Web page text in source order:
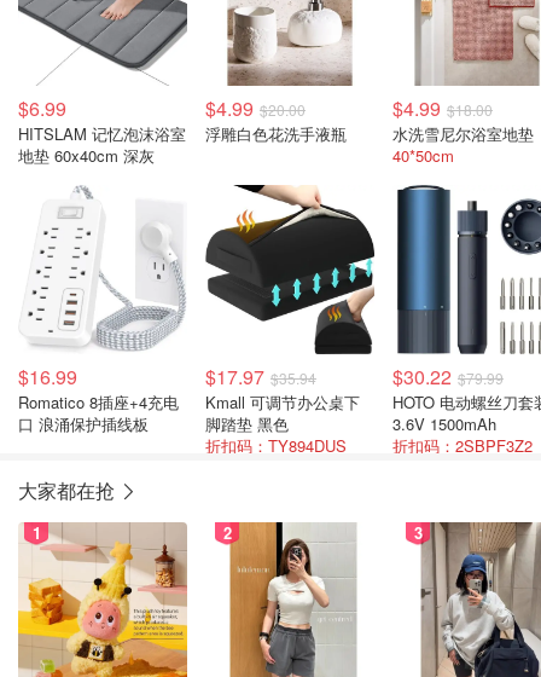
$6.99
HITSLAM 记忆泡沫浴室
地垫 60x40cm 深灰
$4.99 $20.00
浮雕白色花洗手液瓶
$4.99 $18.00
水洗雪尼尔浴室地垫
40*50cm
$16.99
Romatico 8插座+4充电
口 浪涌保护插线板
$17.97 $35.94
Kmall 可调节办公桌下
脚踏垫 黑色
折扣码：TY894DUS
$30.22 $79.99
HOTO 电动螺丝刀套
3.6V 1500mAh
折扣码：2SBPF3Z2
大家都在抢
1 2 3